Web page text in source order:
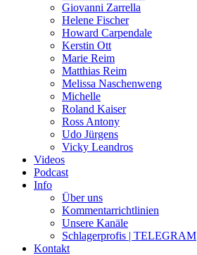
Giovanni Zarrella
Helene Fischer
Howard Carpendale
Kerstin Ott
Marie Reim
Matthias Reim
Melissa Naschenweng
Michelle
Roland Kaiser
Ross Antony
Udo Jürgens
Vicky Leandros
Videos
Podcast
Info
Über uns
Kommentarrichtlinien
Unsere Kanäle
Schlagerprofis | TELEGRAM
Kontakt